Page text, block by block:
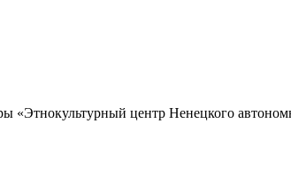
«Этнокультурный центр Ненецкого